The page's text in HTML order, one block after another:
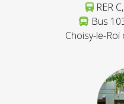
RER
Bus
Choisy-le-